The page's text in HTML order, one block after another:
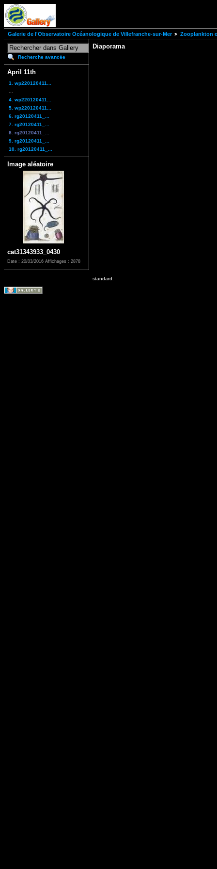
Galerie de l'Observatoire Océanologique de Villefranche-sur-Mer Zooplankton
Recherche avancée
April 11th
1. wp220120411...
4. wp220120411...
5. wp220120411...
6. rg20120411_...
7. rg20120411_...
8. rg20120411_...
9. rg20120411_...
10. rg20120411_...
Image aléatoire
cat31343933_0430
Date : 20/03/2016 Affichages : 2878
Diaporama
standard.